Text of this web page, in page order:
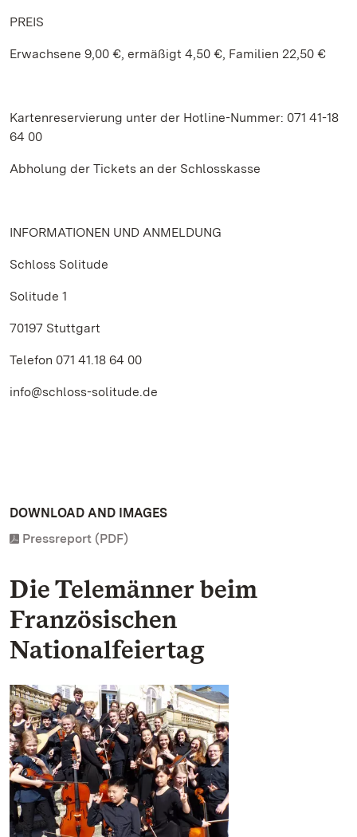
PREIS
Erwachsene 9,00 €, ermäßigt 4,50 €, Familien 22,50 €
Kartenreservierung unter der Hotline-Nummer: 071 41-18
64 00
Abholung der Tickets an der Schlosskasse
INFORMATIONEN UND ANMELDUNG
Schloss Solitude
Solitude 1
70197 Stuttgart
Telefon 071 41.18 64 00
info@schloss-solitude.de
DOWNLOAD AND IMAGES
Pressreport (PDF)
Die Telemänner beim
Französischen
Nationalfeiertag